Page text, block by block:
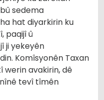
sedema
hat diyarkirin ku
paqijî û
ji yekeyên
Komîsyonên Taxan
werin avakirin, dê
tevî tîmên